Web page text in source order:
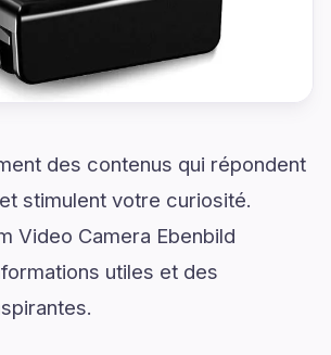
des contenus qui répondent
stimulent votre curiosité.
Video Camera Ebenbild
utiles et des